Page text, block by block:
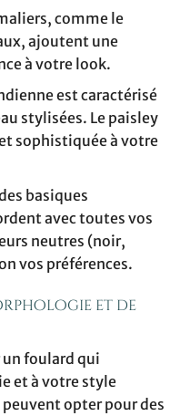
comme le
ajoutent une
à votre look.
est caractérisé
stylisées. Le paisley
sophistiquée à votre
basiques
avec toutes vos
neutres (noir,
vos préférences.
et de
foulard qui
et à votre style
opter pour des